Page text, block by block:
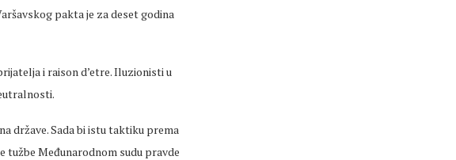
pakta je za deset godina
i raison d’etre. Iluzionisti u
države. Sada bi istu taktiku prema
Međunarodnom sudu pravde